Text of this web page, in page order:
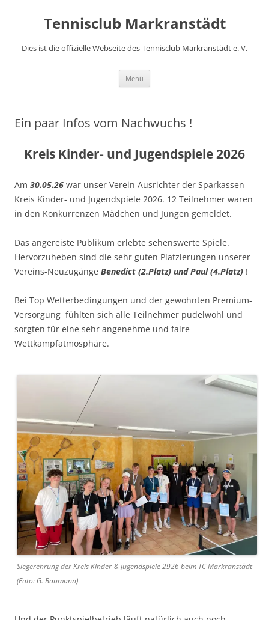
springenTennisclub Markranstädt
Dies ist die offizielle Webseite des Tennisclub Markranstädt e. V.
Menü
Ein paar Infos vom Nachwuchs !
Kreis Kinder- und Jugendspiele 2026
Am 30.05.26 war unser Verein Ausrichter der Sparkassen
Kreis Kinder- und Jugendspiele 2026. 12 Teilnehmer waren
in den Konkurrenzen Mädchen und Jungen gemeldet.
Das angereiste Publikum erlebte sehenswerte Spiele.
Hervorzuheben sind die sehr guten Platzierungen unserer
Vereins-Neuzugänge Benedict (2.Platz) und Paul (4.Platz) !
Bei Top Wetterbedingungen und der gewohnten Premium-
Versorgung fühlten sich alle Teilnehmer pudelwohl und
sorgten für eine sehr angenehme und faire
Wettkampfatmosphäre.
Siegerehrung der Kreis Kinder-& Jugendspiele 2926 beim TC Markranstädt
(Foto: G. Baumann)